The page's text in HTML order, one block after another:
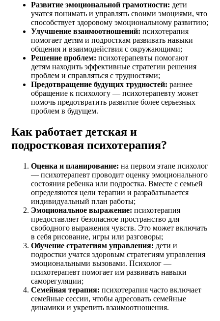
Развитие эмоциональной грамотности: дети
учатся понимать и управлять своими эмоциями, что
способствует здоровому эмоциональному развитию;
Улучшение взаимоотношений: психотерапия
помогает детям и подросткам развивать навыки
общения и взаимодействия с окружающими;
Решение проблем: психотерапевты помогают
детям находить эффективные стратегии решения
проблем и справляться с трудностями;
Предотвращение будущих трудностей: раннее
обращение к психологу — психотерапевту может
помочь предотвратить развитие более серьезных
проблем в будущем.
Как работает детская и
подростковая психотерапия?
Оценка и планирование: на первом этапе психолог
— психотерапевт проводит оценку эмоционального
состояния ребенка или подростка. Вместе с семьей
определяются цели терапии и разрабатывается
индивидуальный план работы;
Эмоциональное выражение: психотерапия
предоставляет безопасное пространство для
свободного выражения чувств. Это может включать
в себя рисование, игры или разговоры;
Обучение стратегиям управления: дети и
подростки учатся здоровым стратегиям управления
эмоциональными вызовами. Психолог —
психотерапевт помогает им развивать навыки
саморегуляции;
Семейная терапия: психотерапия часто включает
семейные сессии, чтобы адресовать семейные
динамики и укрепить взаимоотношения.